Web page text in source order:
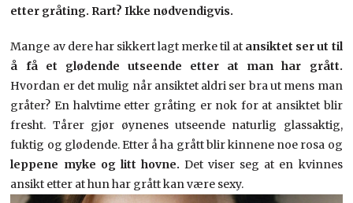
etter gråting. Rart? Ikke nødvendigvis.
Mange av dere har sikkert lagt merke til at ansiktet ser ut til
å få et glødende utseende etter at man har grått.
Hvordan er det mulig når ansiktet aldri ser bra ut mens man
gråter? En halvtime etter gråting er nok for at ansiktet blir
fresht. Tårer gjør øynenes utseende naturlig glassaktig,
fuktig og glødende. Etter å ha grått blir kinnene noe rosa og
leppene myke og litt hovne. Det viser seg at en kvinnes
ansikt etter at hun har grått kan være sexy.